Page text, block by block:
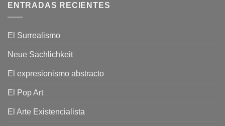
ENTRADAS RECIENTES
El Surrealismo
Neue Sachlichkeit
El expresionismo abstracto
El Pop Art
El Arte Existencialista